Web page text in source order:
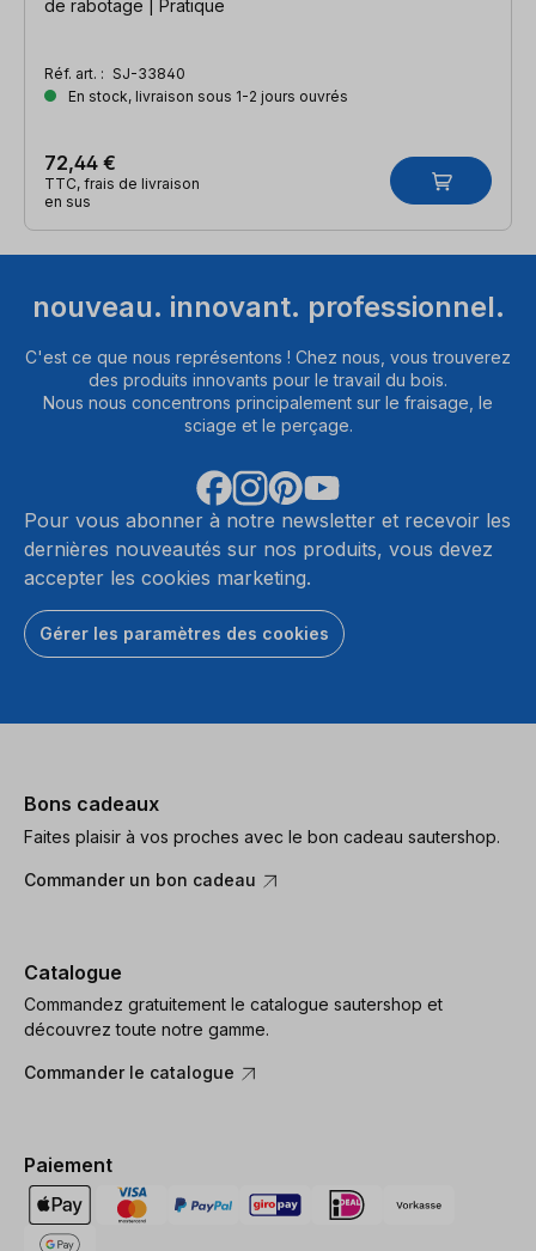
de rabotage | Pratique
Réf. art. : SJ-33840
En stock, livraison sous 1-2 jours ouvrés
72,44 €
TTC, frais de livraison
en sus
nouveau. innovant. professionnel.
C'est ce que nous représentons ! Chez nous, vous trouverez
des produits innovants pour le travail du bois.
Nous nous concentrons principalement sur le fraisage, le
sciage et le perçage.
Pour vous abonner à notre newsletter et recevoir les
dernières nouveautés sur nos produits, vous devez
accepter les cookies marketing.
Gérer les paramètres des cookies
Bons cadeaux
Faites plaisir à vos proches avec le bon cadeau sautershop.
Commander un bon cadeau
Catalogue
Commandez gratuitement le catalogue sautershop et
découvrez toute notre gamme.
Commander le catalogue
Paiement